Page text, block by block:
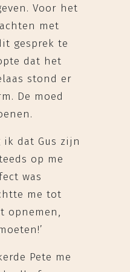
Voor het
met
gesprek te
dat het
stond er
De moed
ik dat Gus zijn
op me
was
me tot
opnemen,
Pete me